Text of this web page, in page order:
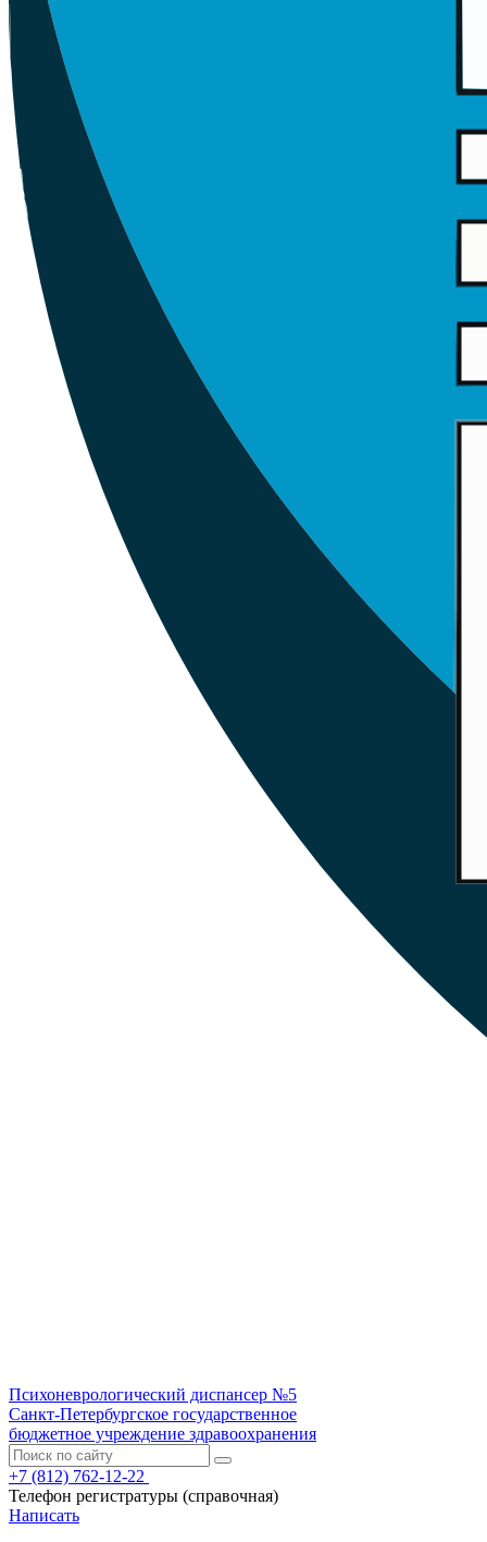
Психоневрологический диспансер №5
Санкт-Петербургское государственное
бюджетное учреждение здравоохранения
+7 (812) 762-12-22
Телефон регистратуры (справочная)
Написать